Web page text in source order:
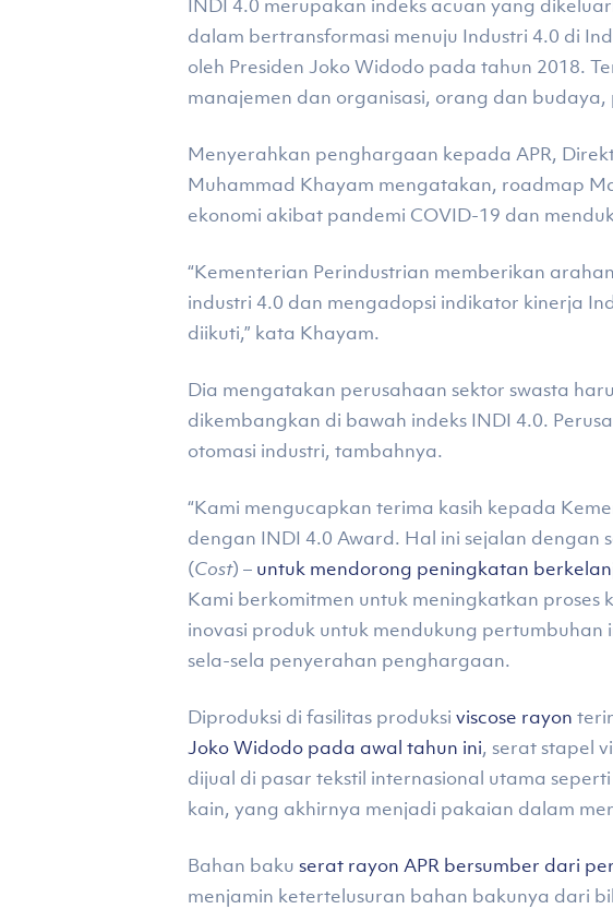
INDI 4.0 merupakan indeks acuan yang
dalam bertransformasi menuju Industri 4.0 di
oleh Presiden Joko Widodo pada tahun 2018.
manajemen dan organisasi, orang dan
Menyerahkan penghargaan kepada APR,
Muhammad Khayam mengatakan, roadmap
ekonomi akibat pandemi COVID-19 dan
“Kementerian Perindustrian memberikan
industri 4.0 dan mengadopsi indikator kinerja
diikuti,” kata Khayam.
Dia mengatakan perusahaan sektor swasta
dikembangkan di bawah indeks INDI 4.0.
otomasi industri, tambahnya.
“Kami mengucapkan terima kasih kepada
dengan INDI 4.0 Award. Hal ini sejalan dengan
(Cost) – untuk mendorong peningkatan
Kami berkomitmen untuk meningkatkan
inovasi produk untuk mendukung pertumbuhan
sela-sela penyerahan penghargaan.
Diproduksi di fasilitas produksi viscose rayon
Joko Widodo pada awal tahun ini, serat stapel
dijual di pasar tekstil internasional utama
kain, yang akhirnya menjadi pakaian dalam
Bahan baku serat rayon APR bersumber dari
menjamin ketertelusuran bahan bakunya dari